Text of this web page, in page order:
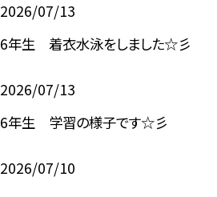
2026/07/13
6年生 着衣水泳をしました☆彡
2026/07/13
6年生 学習の様子です☆彡
2026/07/10